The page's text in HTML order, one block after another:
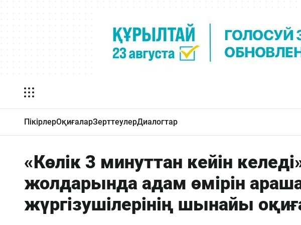
ПікірлерОқиғаларЗерттеулерДиалогтар
«Көлік 3 минуттан кейін
жолдарында адам өмірін
жүргізушілерінің шынайы